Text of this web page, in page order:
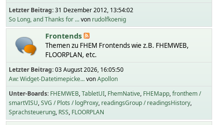
Letzter Beitrag:31 Dezember 2012, 13:54:02
So Long, and Thanks for ...von rudolfkoenig
Frontends
Themen zu FHEM Frontends wie z.B. FHEMWEB,
FLOORPLAN, etc.
Letzter Beitrag:03 August 2026, 16:05:50
Aw: Widget-Datetimepicke...vonApollon
Unter-Boards FHEMWEB TabletUI FhemNative FHEMapp fronthem /
smartVISU SVG / Plots / logProxy readingsGroup / readingsHistory
Sprachsteuerung RSS FLOORPLAN